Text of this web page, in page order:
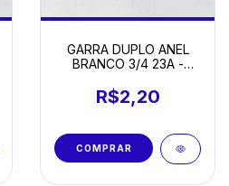
GARRA DUPLO ANEL
BRANCO 3/4 23A -
R$2,20